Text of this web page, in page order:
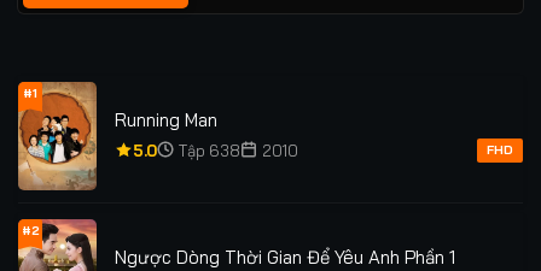
#1
Running Man
5.0 Tập 638 2010 FHD
#2
Ngược Dòng Thời Gian Để Yêu Anh Phần 1